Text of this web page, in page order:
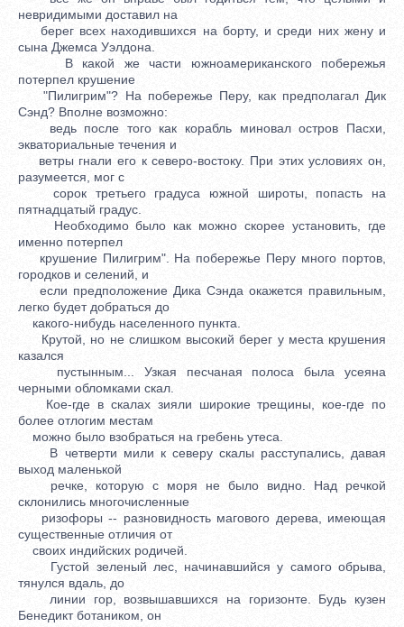
невридимыми доставил на
берег всех находившихся на борту, и среди них жену и
сына Джемса Уэлдона.
В какой же части южноамериканского побережья
потерпел крушение
"Пилигрим"? На побережье Перу, как предполагал Дик
Сэнд? Вполне возможно:
ведь после того как корабль миновал остров Пасхи,
экваториальные течения и
ветры гнали его к северо-востоку. При этих условиях он,
разумеется, мог с
сорок третьего градуса южной широты, попасть на
пятнадцатый градус.
Необходимо было как можно скорее установить, где
именно потерпел
крушение Пилигрим". На побережье Перу много портов,
городков и селений, и
если предположение Дика Сэнда окажется правильным,
легко будет добраться до
какого-нибудь населенного пункта.
Крутой, но не слишком высокий берег у места крушения
казался
пустынным... Узкая песчаная полоса была усеяна
черными обломками скал.
Кое-где в скалах зияли широкие трещины, кое-где по
более отлогим местам
можно было взобраться на гребень утеса.
В четверти мили к северу скалы расступались, давая
выход маленькой
речке, которую с моря не было видно. Над речкой
склонились многочисленные
ризофоры -- разновидность магового дерева, имеющая
существенные отличия от
своих индийских родичей.
Густой зеленый лес, начинавшийся у самого обрыва,
тянулся вдаль, до
линии гор, возвышавшихся на горизонте. Будь кузен
Бенедикт ботаником, он